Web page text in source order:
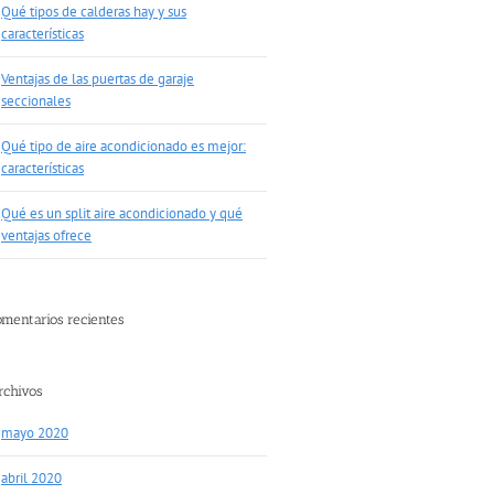
Qué tipos de calderas hay y sus
características
Ventajas de las puertas de garaje
seccionales
Qué tipo de aire acondicionado es mejor:
características
Qué es un split aire acondicionado y qué
ventajas ofrece
recientes
mayo 2020
abril 2020